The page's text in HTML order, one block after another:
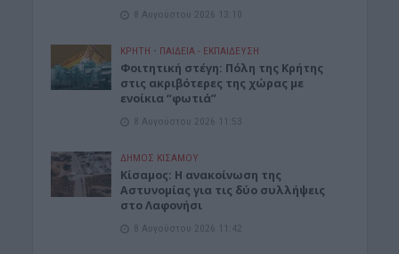
8 Αυγούστου 2026 13:10
ΚΡΗΤΗ • ΠΑΙΔΕΙΑ - ΕΚΠΑΙΔΕΥΣΗ
Φοιτητική στέγη: Πόλη της Κρήτης
στις ακριβότερες της χώρας με
ενοίκια “φωτιά”
8 Αυγούστου 2026 11:53
ΔΉΜΟΣ ΚΙΣΆΜΟΥ
Κίσαμος: Η ανακοίνωση της
Αστυνομίας για τις δύο συλλήψεις
στο Λαφονήσι
8 Αυγούστου 2026 11:42